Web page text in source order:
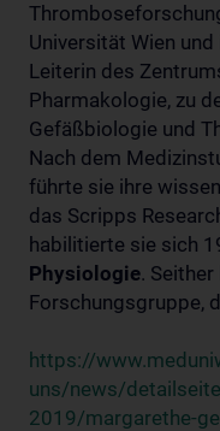
Universität Wien
Leiterin des
Pharmakologie, zu
Gefäßbiologie und
Nach dem
führte sie ihre
das Scripps
habilitierte sie sich
Physiologie.
Forschungsgruppe,
https://
uns/news/
2019/margarethe-